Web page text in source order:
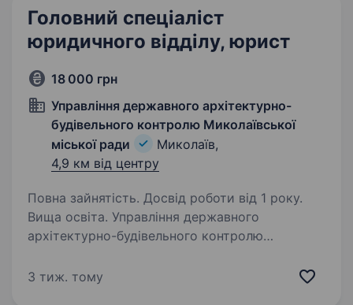
Головний спеціаліст
юридичного відділу, юрист
18 000 грн
Управління державного архітектурно-
будівельного контролю Миколаївської
міської ради
Миколаїв,
4,9 км від центру
Повна зайнятість. Досвід роботи від 1 року.
Вища освіта. Управління державного
архітектурно-будівельного контролю
спеціаліста юридичного відділу (юриста), який
3 тиж. тому